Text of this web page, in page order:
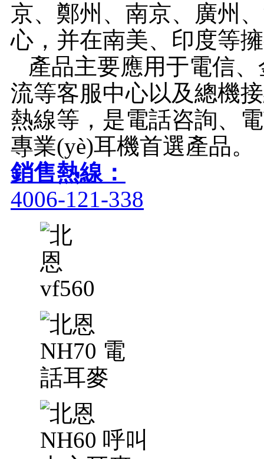
京、鄭州、南京、廣州
心，并在南美、印度等
產品主要應用于電信、
流等客服中心以及總機
熱線等，是電話咨詢、
專業(yè)耳機首選產品。
銷售熱線：
4006-121-338